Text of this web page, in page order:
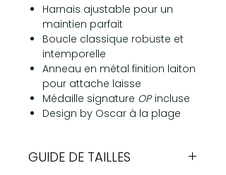
Harnais ajustable pour un
maintien parfait
Boucle classique robuste et
intemporelle
Anneau en métal finition laiton
pour attache laisse
Médaille signature OPincluse
Design by Oscar à la plage
GUIDE DE TAILLES